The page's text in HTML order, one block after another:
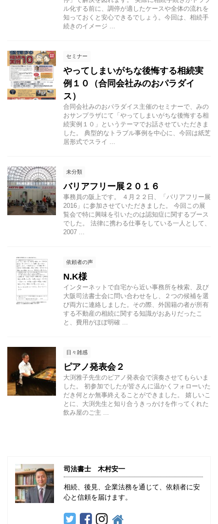
ル化する前に、調停が適したケースや全体の流れを
知っておくと安心できるでしょう。今回は、相続手
続きのイメージ ...
セミナー
やってしまいがちな後悔する相続実
例１０（合同会社みのおパラダイ
ス）
合同会社みのおパラダイス主催のセミナーで、みの
おサンプラザにて「やってしまいがちな後悔する相
続実例１０」というテーマでお話させていただきま
した。 典型的なトラブル事例を中心に、今回は紙芝
居形式でスライ ...
未分類
バリアフリー展２０１６
事務員の阪上です。 ４月２２日、「バリアフリー展
2016」に参加させていただきました。 今回この展
覧会で特に興味を引いたのは認知症に関するブース
でした。 法律に携わる仕事をしている一人として、
2007 ...
依頼者の声
N.K様
インターネットで自宅から近い事務所を検索、及び
大阪司法書士会に問い合わせをし、２つの候補を選
び両方に連絡しました。その際、外国籍の者が所有
する不動産の相続に関する知識がおありだったこ
と、費用がほぼ明確 ...
日々雑感
ピアノ発表会２
大渕雅子先生のピアノ発表会で演奏させてもらいま
した。 初参加でしたが皆さんに温かくフォローいた
だき何とか無事終えることができました。 嬉しいこ
とに、大渕先生と知り合うきっかけを作ってくれた
飲み屋のご主 ...
司法書士 木村安一
相続、後見、企業法務を通じて、依頼者に安
心と信頼を届けます。